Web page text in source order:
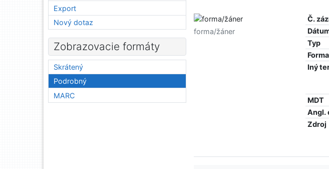
Č.
Typ
Iný
MDT
Angl.
Zdroj
forma/žáner
Export
Nový dotaz
Zobrazovacie formáty
Skrátený
Podrobný
MARC